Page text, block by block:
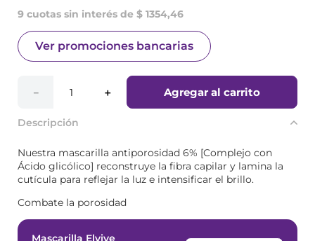
9 cuotas sin interés de $ 1354,46
Ver promociones bancarias
＋
－ Agregar al carrito
Descripción
Nuestra mascarilla antiporosidad 6% [Complejo con
Ácido glicólico] reconstruye la fibra capilar y lamina la
cutícula para reflejar la luz e intensificar el brillo.
Combate la porosidad
Mascarilla Elvive